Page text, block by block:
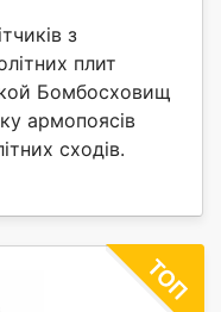
з
плит
Бомбосховищ
армопоясів
сходів.